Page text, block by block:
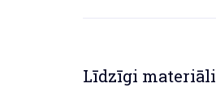
Līdzīgi materiāli